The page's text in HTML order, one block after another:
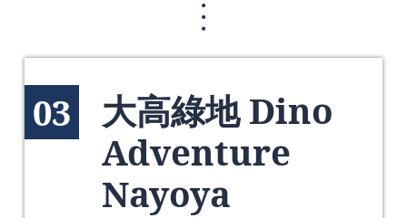
03
大高綠地 Dino
Adventure
Nayoya